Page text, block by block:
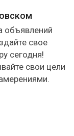
объявлений
свое
сегодня!
свои цели